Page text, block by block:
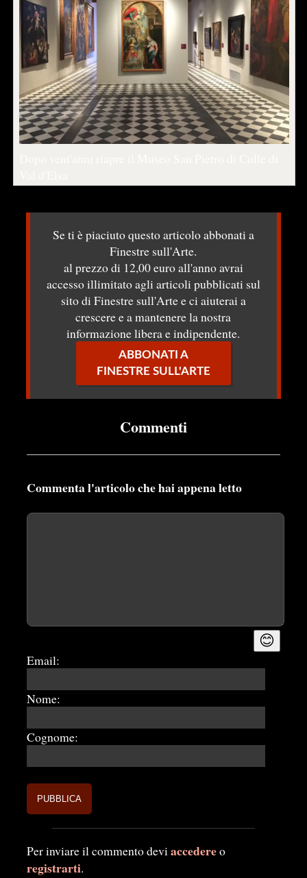
Se ti è piaciuto questo articolo abbonati a
Finestre sull'Arte.
al prezzo di 12,00 euro all'anno avrai
accesso illimitato agli articoli pubblicati sul
sito di Finestre sull'Arte e ci aiuterai a
crescere e a mantenere la nostra
informazione libera e indipendente.
ABBONATI A
FINESTRE SULL'ARTE
Commenti
Commenta l'articolo che hai appena letto
😊
Email:
Nome:
Cognome:
Per inviare il commento deviaccedereo
registrarti.